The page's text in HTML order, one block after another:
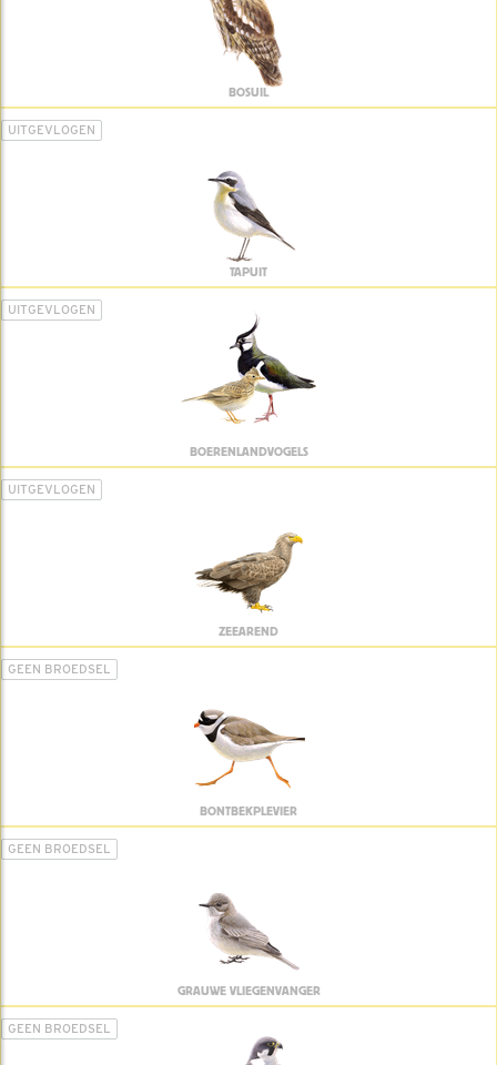
BOSUIL
UITGEVLOGEN
TAPUIT
UITGEVLOGEN
BOERENLANDVOGELS
UITGEVLOGEN
ZEEAREND
GEEN BROEDSEL
BONTBEKPLEVIER
GEEN BROEDSEL
GRAUWE VLIEGENVANGER
GEEN BROEDSEL